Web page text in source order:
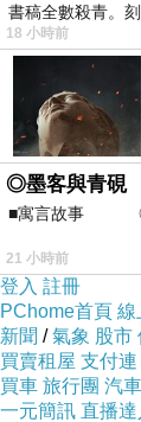
，、責的
代，明在
值與服人
次濃來以
的的以最
人個須承
「少德印
了美一在
望。正「
一老不涵
年喚。年牲
了的時海寄
書稿全數殺青。
18 小時前
◎墨客與青硯
■寓言故事 ◎
⊕潘
的墨客，在京城的
21 小時前
登入 註冊
PChome首頁 線
新聞 /氣象 股市
買賣租屋 支付連
買車 旅行團 汽
一元簡訊 直播達